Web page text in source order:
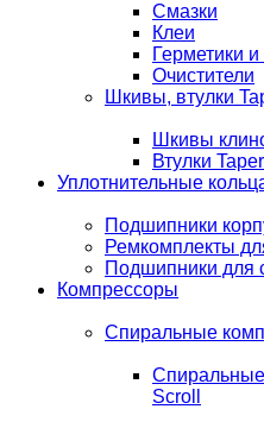
Смазки
Клеи
Герметики
Очистители
Шкивы, втулки
Шкивы
Втулки
Уплотнительные
Подшипники
Ремкомплекты
Подшипники для
Компрессоры
Спиральные
Scroll